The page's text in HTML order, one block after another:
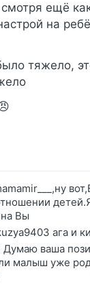
ещё
на
тяжело,
Вы
ага и
Думаю ваша
малыш уже